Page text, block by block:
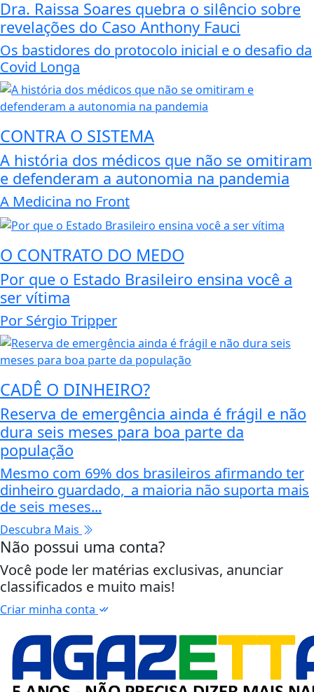
Dra. Raissa Soares quebra o silêncio sobre
revelações do Caso Anthony Fauci
Os bastidores do protocolo inicial e o desafio da
Covid Longa
CONTRA O SISTEMA
A história dos médicos que não se omitiram
e defenderam a autonomia na pandemia
A Medicina no Front
O CONTRATO DO MEDO
Por que o Estado Brasileiro ensina você a
ser vítima
Por Sérgio Tripper
CADÊ O DINHEIRO?
Reserva de emergência ainda é frágil e não
dura seis meses para boa parte da
população
Mesmo com 69% dos brasileiros afirmando ter
dinheiro guardado, a maioria não suporta mais
de seis meses...
Descubra Mais
Não possui uma conta?
Você pode ler matérias exclusivas, anunciar
classificados e muito mais!
Criar minha conta